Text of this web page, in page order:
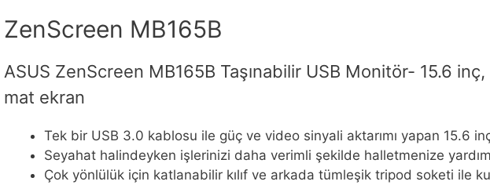
ZenScreen MB165B
ASUS ZenScreen MB165B Taşınabilir USB Monitör- 15.6
mat ekran
Tek bir USB 3.0 kablosu ile güç ve video sinyali aktarımı yapan 15.6
Seyahat halindeyken işlerinizi daha verimli şekilde halletmenize
Çok yönlülük için katlanabilir kılıf ve arkada tümleşik tripod soketi ile